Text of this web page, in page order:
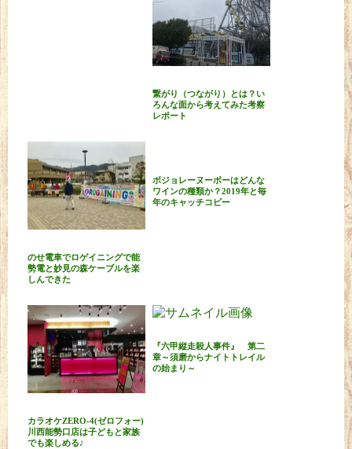
繋がり（つながり）とは？い
ろんな面から考えてみた考察
レポート
のせ電車でロゲイニングで能
勢電と妙見の森ケーブルを楽
しんできた
ボジョレーヌーボーはどんな
ワインの種類か？2019年と毎
年のキャッチコピー
カラオケZERO-4(ゼロフォー)
川西能勢口店は子どもと家族
でも楽しめる♪
『六甲縦走殺人事件』 第二
章～須磨からナイトトレイル
の始まり～